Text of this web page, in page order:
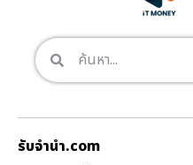
รับจํานํา.com